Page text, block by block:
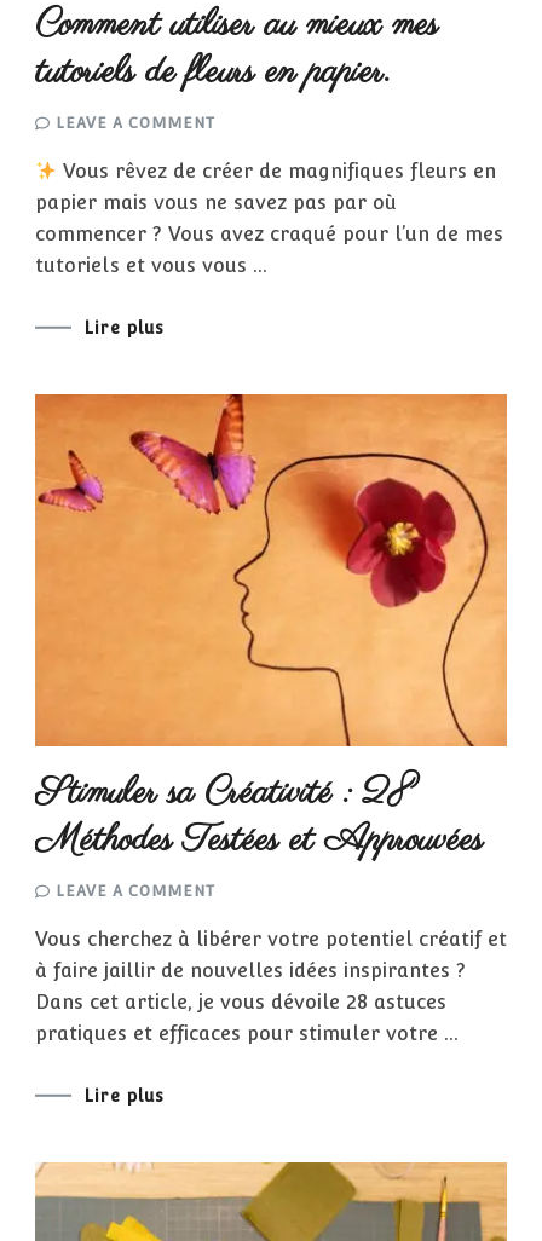
Comment utiliser au mieux mes
tutoriels de fleurs en papier.
LEAVE A COMMENT
AU
MES
DE
FLEURS
EN
Vous rêvez de créer de magnifiques fleurs en
papier mais vous ne savez pas par où
commencer ? Vous avez craqué pour l’un de mes
tutoriels et vous vous …
Lire plus
Stimuler sa Créativité : 28
Méthodes Testées et Approuvées
LEAVE A COMMENT
CRÉATIVITÉ
28
MÉTHODES
TESTÉES
ET
APPROUVÉES
Vous cherchez à libérer votre potentiel créatif et
à faire jaillir de nouvelles idées inspirantes ?
Dans cet article, je vous dévoile 28 astuces
pratiques et efficaces pour stimuler votre …
Lire plus